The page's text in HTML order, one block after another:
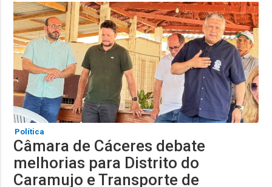
Política
Câmara de Cáceres debate
melhorias para Distrito do
Caramujo e Transporte de